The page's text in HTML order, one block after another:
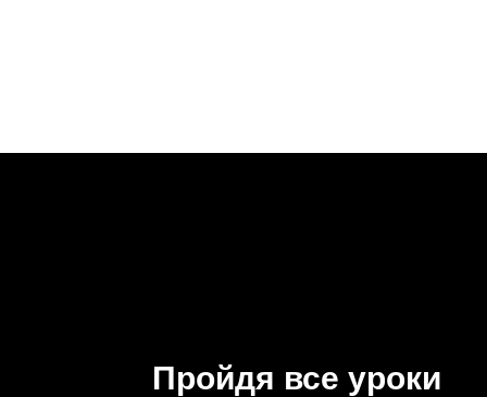
Пройдя все уроки